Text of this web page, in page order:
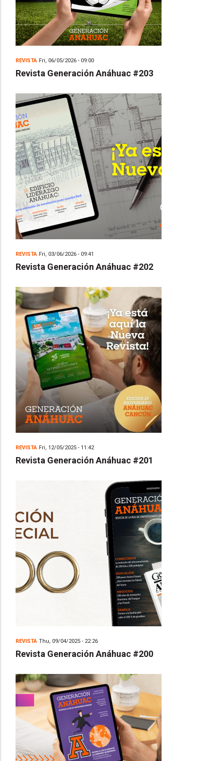
REVISTA Fri, 06/05/2026 - 09:00
Revista Generación Anáhuac #203
REVISTA Fri, 03/06/2026 - 09:41
Revista Generación Anáhuac #202
REVISTA Fri, 12/05/2025 - 11:42
Revista Generación Anáhuac #201
REVISTA Thu, 09/04/2025 - 22:26
Revista Generación Anáhuac #200